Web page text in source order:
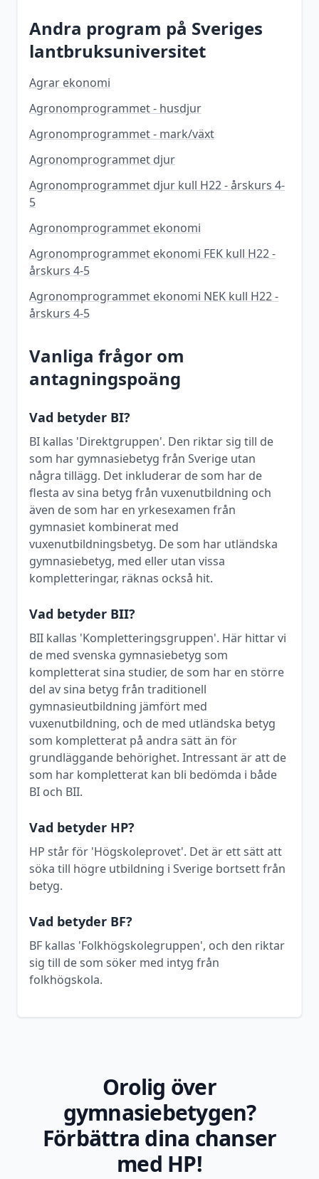
Andra program på Sveriges
lantbruksuniversitet
Agrar ekonomi
Agronomprogrammet - husdjur
Agronomprogrammet - mark/växt
Agronomprogrammet djur
Agronomprogrammet djur kull H22 - årskurs 4-
5
Agronomprogrammet ekonomi
Agronomprogrammet ekonomi FEK kull H22 -
årskurs 4-5
Agronomprogrammet ekonomi NEK kull H22 -
årskurs 4-5
Vanliga frågor om
antagningspoäng
Vad betyder BI?
BI kallas 'Direktgruppen'. Den riktar sig till de
som har gymnasiebetyg från Sverige utan
några tillägg. Det inkluderar de som har de
flesta av sina betyg från vuxenutbildning och
även de som har en yrkesexamen från
gymnasiet kombinerat med
vuxenutbildningsbetyg. De som har utländska
gymnasiebetyg, med eller utan vissa
kompletteringar, räknas också hit.
Vad betyder BII?
BII kallas 'Kompletteringsgruppen'. Här hittar vi
de med svenska gymnasiebetyg som
kompletterat sina studier, de som har en större
del av sina betyg från traditionell
gymnasieutbildning jämfört med
vuxenutbildning, och de med utländska betyg
som kompletterat på andra sätt än för
grundläggande behörighet. Intressant är att de
som har kompletterat kan bli bedömda i både
BI och BII.
Vad betyder HP?
HP står för 'Högskoleprovet'. Det är ett sätt att
söka till högre utbildning i Sverige bortsett från
betyg.
Vad betyder BF?
BF kallas 'Folkhögskolegruppen', och den riktar
sig till de som söker med intyg från
folkhögskola.
Orolig över
gymnasiebetygen?
Förbättra dina chanser
med HP!